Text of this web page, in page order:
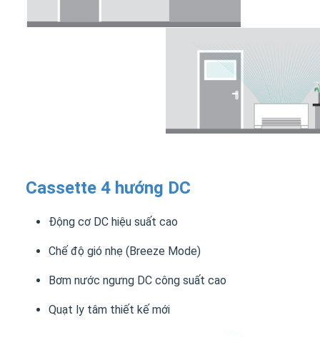
Cassette 4 hướng DC
Động cơ DC hiệu suất cao
Chế độ gió nhẹ (Breeze Mode)
Bơm nước ngưng DC công suất cao
Quạt ly tâm thiết kế mới